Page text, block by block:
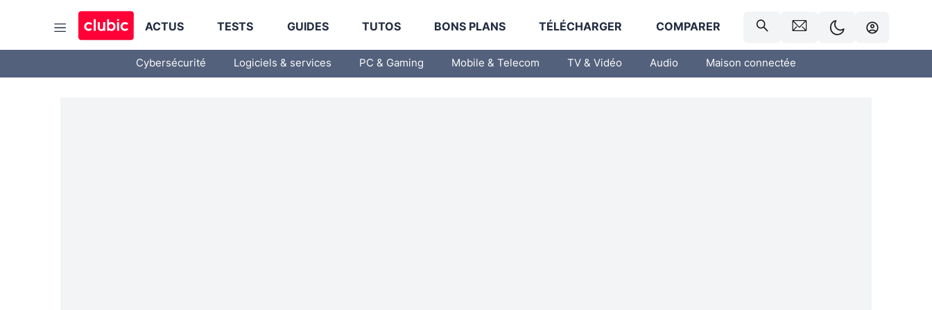
ACTUS TESTS GUIDES TUTOS BONS PLANS TÉLÉCHARGER COMPARER
Cybersécurité Logiciels & services PC & Gaming Mobile & Telecom TV & Vidéo Audio Maison connectée